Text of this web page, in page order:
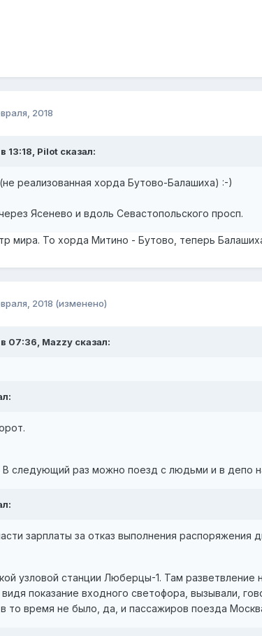
2018
13:18, Pilot сказал:
реализованная хорда Бутово-Балашиха) :-)
Ясенево и вдоль Севастопольского просп.
мира. То хорда Митино - Бутово, теперь
2018 (изменено)
07:36, Mazzy сказал:
В следующий раз можно поезд с людьми и в депо
зарплаты за отказ выполнения распоряжения
узловой станции Люберцы-1. Там
показание входного светофора, вызывали,
то время не было, да, и пассажиров поезда